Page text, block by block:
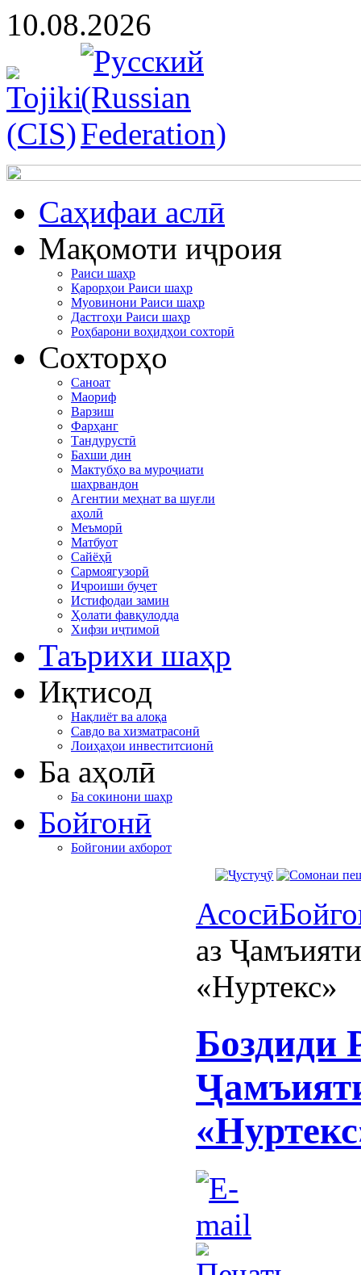
10.08.2026
Cаҳифаи аслӣ
Мақомоти иҷроия
Раиси шаҳр
Қарорҳои Раиси шаҳр
Муовинони Раиси шаҳр
Дастгоҳи Раиси шаҳр
Роҳбарони воҳидҳои сохторӣ
Сохторҳо
Саноат
Маориф
Варзиш
Фарҳанг
Тандурустӣ
Бахши дин
Мактубҳо ва муроҷиати
шаҳрвандон
Агентии меҳнат ва шуғли
аҳолӣ
Меъморӣ
Матбуот
Сайёҳӣ
Сармоягузорӣ
Иҷроиши буҷет
Истифодаи замин
Ҳолати фавқулодда
Хифзи иҷтимоӣ
Таърихи шаҳр
Иқтисод
Нақлиёт ва алоқа
Савдо ва хизматрасонӣ
Лоиҳаҳои инвеститсионӣ
Ба аҳолӣ
Ба сокинони шаҳр
Бойгонӣ
Бойгонии ахборот
Асосӣ
аз​
«Нуртекс»​
Боздиди